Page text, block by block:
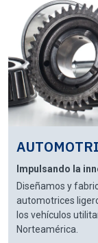
Impulsando la
Diseñamos y
automotrices
los vehículos
Norteamérica.